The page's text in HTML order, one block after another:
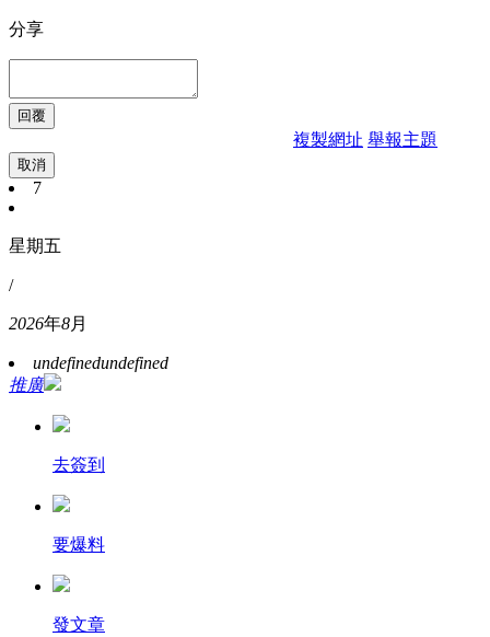
分享
複製網址 舉報主題
取消
7
星期五
/
2026年8月
undefinedundefined
推廣
去簽到
要爆料
發文章